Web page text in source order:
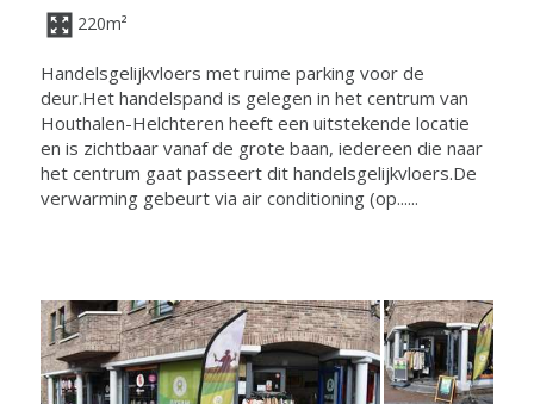
220m²
Handelsgelijkvloers met ruime parking voor de
deur.Het handelspand is gelegen in het centrum van
Houthalen-Helchteren heeft een uitstekende locatie
en is zichtbaar vanaf de grote baan, iedereen die naar
het centrum gaat passeert dit handelsgelijkvloers.De
verwarming gebeurt via air conditioning (op......